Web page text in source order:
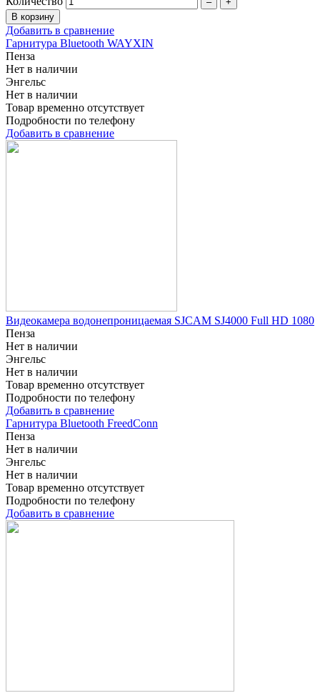
Добавить в сравнение
Гарнитура Bluetooth WAYXIN
Пенза
Нет в наличии
Энгельс
Нет в наличии
Товар временно отсутствует
Подробности по телефону
Добавить в сравнение
Видеокамера водонепроницаемая SJCAM SJ4000 Full HD 1080
Пенза
Нет в наличии
Энгельс
Нет в наличии
Товар временно отсутствует
Подробности по телефону
Добавить в сравнение
Гарнитура Bluetooth FreedConn
Пенза
Нет в наличии
Энгельс
Нет в наличии
Товар временно отсутствует
Подробности по телефону
Добавить в сравнение